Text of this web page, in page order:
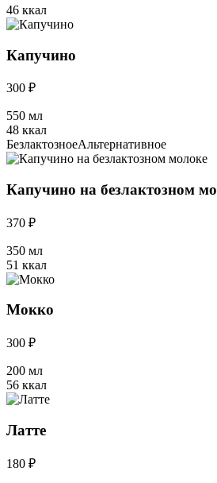
46 ккал
Капучино
300 ₽
550 мл
48 ккал
БезлактозноеАльтернативное
Капучино на безлактозном
370 ₽
350 мл
51 ккал
Мокко
300 ₽
200 мл
56 ккал
Латте
180 ₽